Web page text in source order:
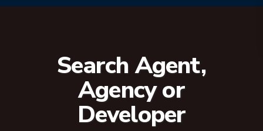
Search Agent,
Agency or
Developer